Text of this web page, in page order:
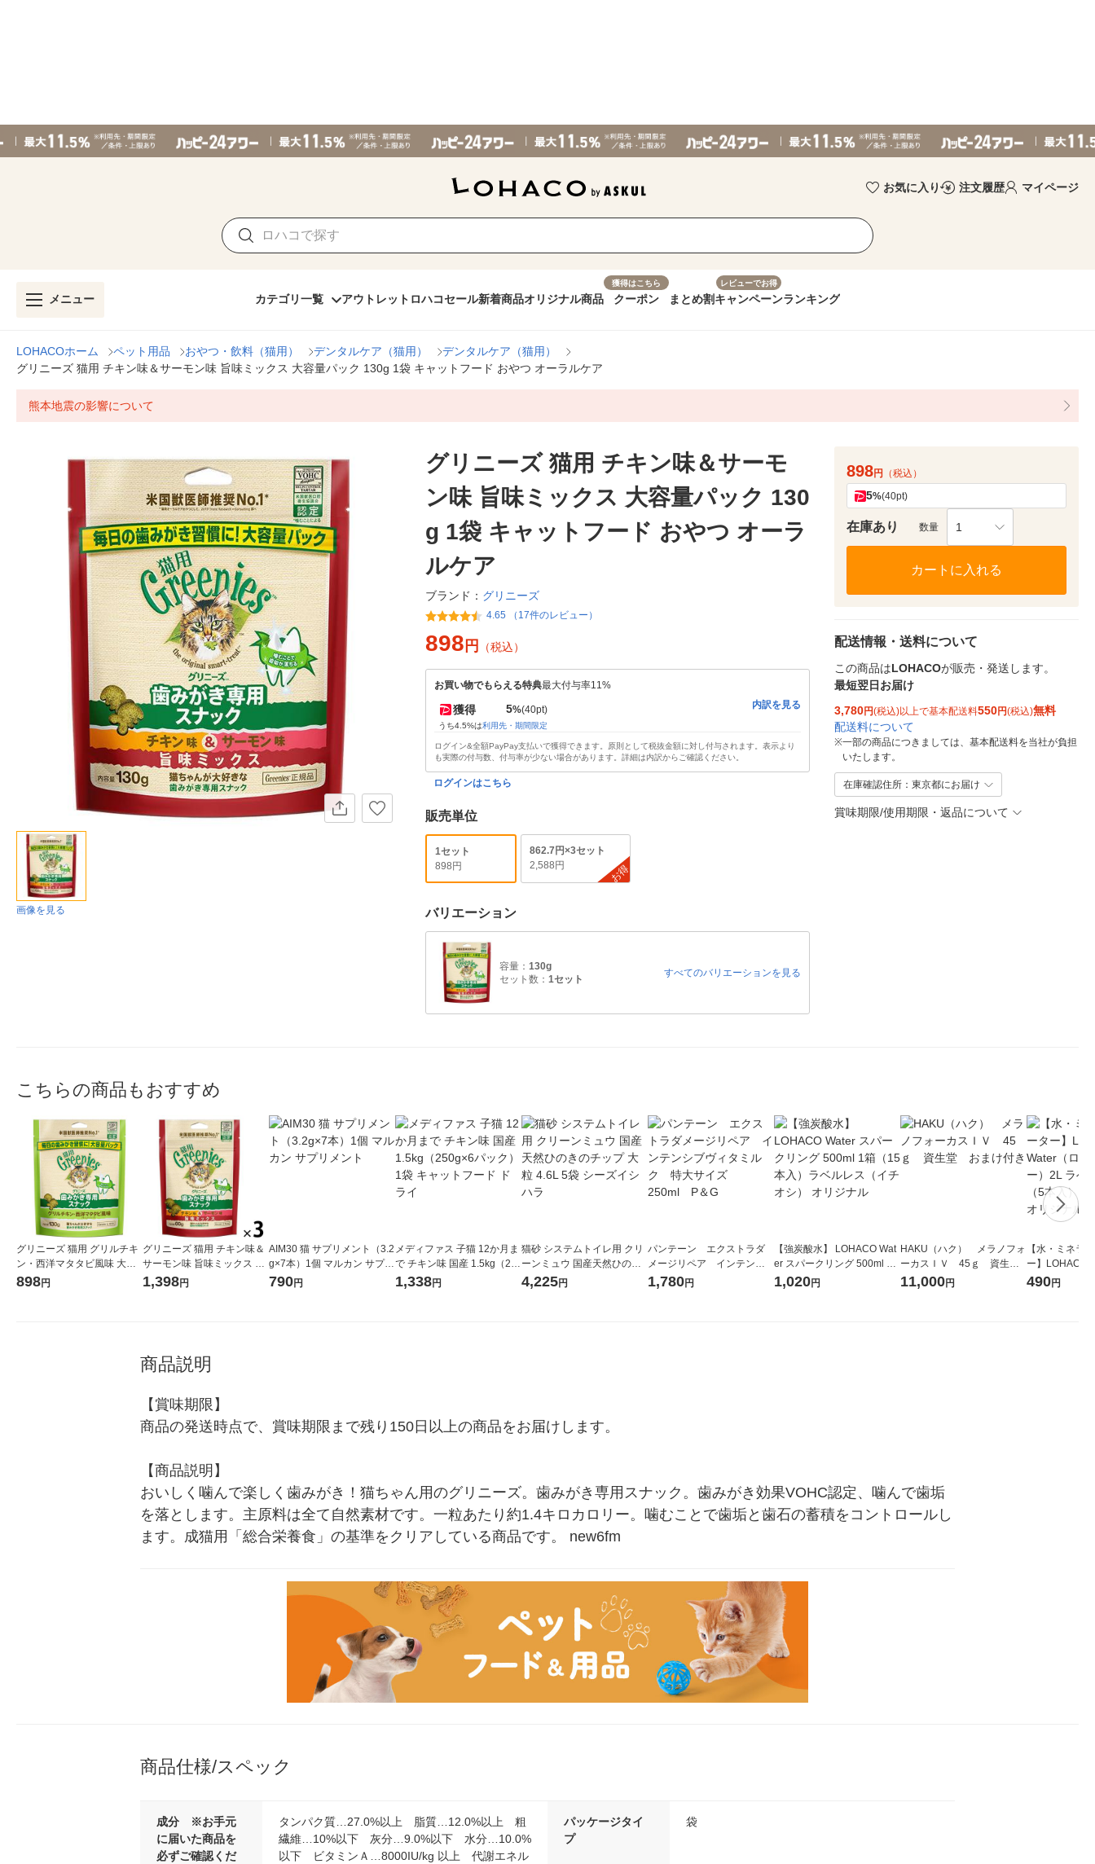
お気に入り 注文履歴 マイページ
メニュー カテゴリ一覧 アウトレット ロハコセール新着商品オリジナル商品
獲得はこちら
クーポン まとめ割
レビューでお得
キャンペーンランキング
LOHACOホーム ペット用品 おやつ・飲料（猫用） デンタルケア（猫用）
デンタルケア（猫用）
グリニーズ 猫用 チキン味＆サーモン味 旨味ミックス 大容量パック 130g 1袋 キャットフード おやつ オーラルケア
熊本地震の影響について
画像を見る
グリニーズ 猫用 チキン味＆サーモ
ン味 旨味ミックス 大容量パック 130
g 1袋 キャットフード おやつ オーラ
ルケア
ブランド： グリニーズ
4.65 （17件のレビュー）
898 円 （税込）
お買い物でもらえる特典最大付与率11%
獲得 5%(40pt)
うち4.5%は利用先・期間限定
内訳を見る
ログイン&全額PayPay支払いで獲得できます。原則として税抜金額に対し付与されます。表示より
も実際の付与数、付与率が少ない場合があります。詳細は内訳からご確認ください。
ログインはこちら
販売単位
1セット
898円
862.7円×3セット
2,588円
お得
バリエーション
容量： 130g
セット数： 1セット
すべてのバリエーションを見る
898円 （税込）
5%(40pt)
在庫あり 数量 1
カートに入れる
配送情報・送料について
この商品はLOHACOが販売・発送します。
最短翌日お届け
3,780円(税込)以上で基本配送料550円(税込)無料
配送料について
※一部の商品につきましては、基本配送料を当社が負担
いたします。
在庫確認住所：東京都にお届け
賞味期限/使用期限・返品について
こちらの商品もおすすめ
グリニーズ 猫用 グリルチキ
ン・西洋マタタビ風味 大容
量パック 130g 1袋 キャット
898円
グリニーズ 猫用 チキン味＆
サーモン味 旨味ミックス 60
g 3袋 キャットフード おやつ
1,398円
AIM30 猫 サプリメント（3.2
g×7本）1個 マルカン サプリ
メント
790円
メディファス 子猫 12か月ま
で チキン味 国産 1.5kg（25
0g×6パック）1袋 キャット
1,338円
猫砂 システムトイレ用 クリ
ーンミュウ 国産天然ひのき
のチップ 大粒 4.6L 5袋 シー
4,225円
パンテーン エクストラダ
メージリペア インテンシ
ブヴィタミルク 特大サイ
1,780円
【強炭酸水】 LOHACO Wat
er スパークリング 500ml 1
箱（15本入）ラベルレス
1,020円
HAKU（ハク） メラノフォ
ーカスＩＶ 45ｇ 資生
堂 おまけ付き
11,000円
【水・ミネラ
ー】LOHACO
コウォーター
490円
商品説明
【賞味期限】
商品の発送時点で、賞味期限まで残り150日以上の商品をお届けします。
【商品説明】
おいしく噛んで楽しく歯みがき！猫ちゃん用のグリニーズ。歯みがき専用スナック。歯みがき効果VOHC認定、噛んで歯垢
を落とします。主原料は全て自然素材です。一粒あたり約1.4キロカロリー。噛むことで歯垢と歯石の蓄積をコントロールし
ます。成猫用「総合栄養食」の基準をクリアしている商品です。 new6fm
商品仕様/スペック
成分 ※お手元
に届いた商品を
必ずご確認くだ
タンパク質…27.0%以上 脂質…12.0%以上 粗
繊維…10%以下 灰分…9.0%以下 水分…10.0%
以下 ビタミンＡ…8000IU/kg 以上 代謝エネル
パッケージタイ
プ
袋